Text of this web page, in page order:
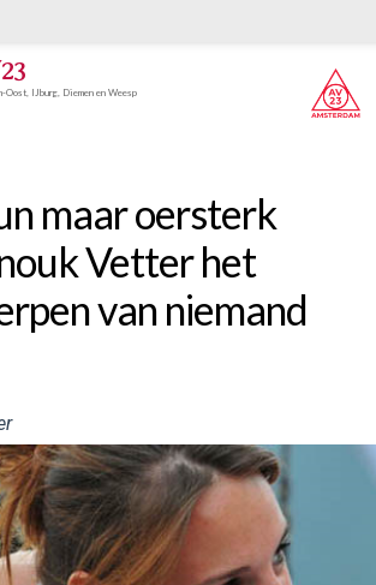
IJburg, Diemen en Weesp
maar oersterk
Vetter het
van niemand